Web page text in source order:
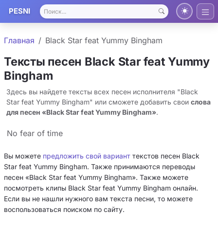
PESNI
Главная Black Star feat Yummy Bingham
Тексты песен Black Star feat Yummy
Bingham
Здесь вы найдете тексты всех песен исполнителя "Black
Star feat Yummy Bingham" или сможете добавить свои слова
для песен «Black Star feat Yummy Bingham».
No fear of time
Вы можете предложить свой вариант текстов песен Black
Star feat Yummy Bingham. Также принимаются переводы
песен «Black Star feat Yummy Bingham». Также можете
посмотреть клипы Black Star feat Yummy Bingham онлайн.
Если вы не нашли нужного вам текста песни, то можете
воспользоваться поиском по сайту.